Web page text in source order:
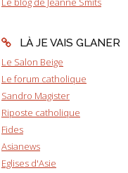
LÀ JE VAIS GLANER
Le Salon Beige
Le forum catholique
Sandro Magister
Riposte catholique
Fides
Asianews
Eglises d'Asie